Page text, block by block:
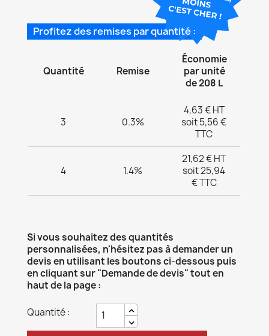
Profitez des remises par quantité :
Quantité Remise
Économie
par unité
de 208 L
3 0.3%
4,63 € HT
soit 5,56 €
TTC
4 1.4%
21,62 € HT
soit 25,94
€ TTC
Si vous souhaitez des quantités
personnalisées, n'hésitez pas à demander un
devis en utilisant les boutons ci-dessous puis
en cliquant sur "Demande de devis" tout en
haut de la page :
Quantité :